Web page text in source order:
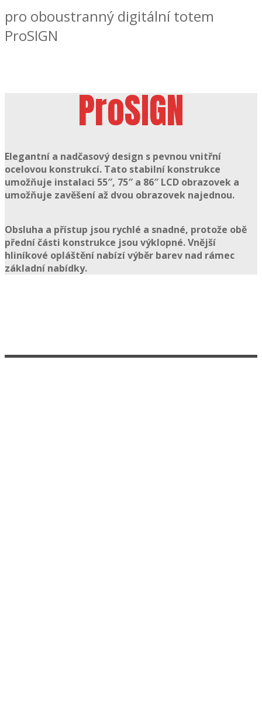
pro oboustranný digitální totem
ProSIGN
ProSIGN
Elegantní a nadčasový design s pevnou vnitřní
ocelovou konstrukcí. Tato stabilní konstrukce
umožňuje instalaci 55″, 75″ a 86″ LCD obrazovek a
umožňuje zavěšení až dvou obrazovek najednou.
Obsluha a přístup jsou rychlé a snadné, protože obě
přední části konstrukce jsou výklopné. Vnější
hliníkové opláštění nabízí výběr barev nad rámec
základní nabídky.